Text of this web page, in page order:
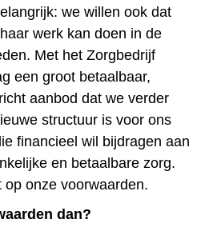
we willen ook dat
werk kan doen in de
Met het Zorgbedrijf
een groot betaalbaar,
aanbod dat we verder
structuur is voor ons
financieel wil bijdragen aan
en betaalbare zorg.
onze voorwaarden.
dan?